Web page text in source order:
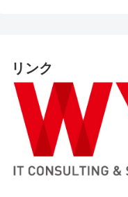
リンク